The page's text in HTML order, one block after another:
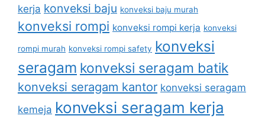
kerja konveksi baju konveksi baju murah
konveksi rompi konveksi rompi kerja konveksi
rompi murah konveksi rompi safety konveksi
seragam konveksi seragam batik
konveksi seragam kantor konveksi seragam
kemeja konveksi seragam kerja